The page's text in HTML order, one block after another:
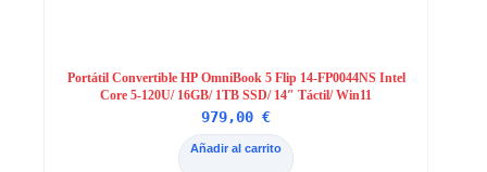
Portátil Convertible HP OmniBook 5 Flip 14-FP0044NS Intel
Core 5-120U/ 16GB/ 1TB SSD/ 14″ Táctil/ Win11
979,00€
Añadir al carrito